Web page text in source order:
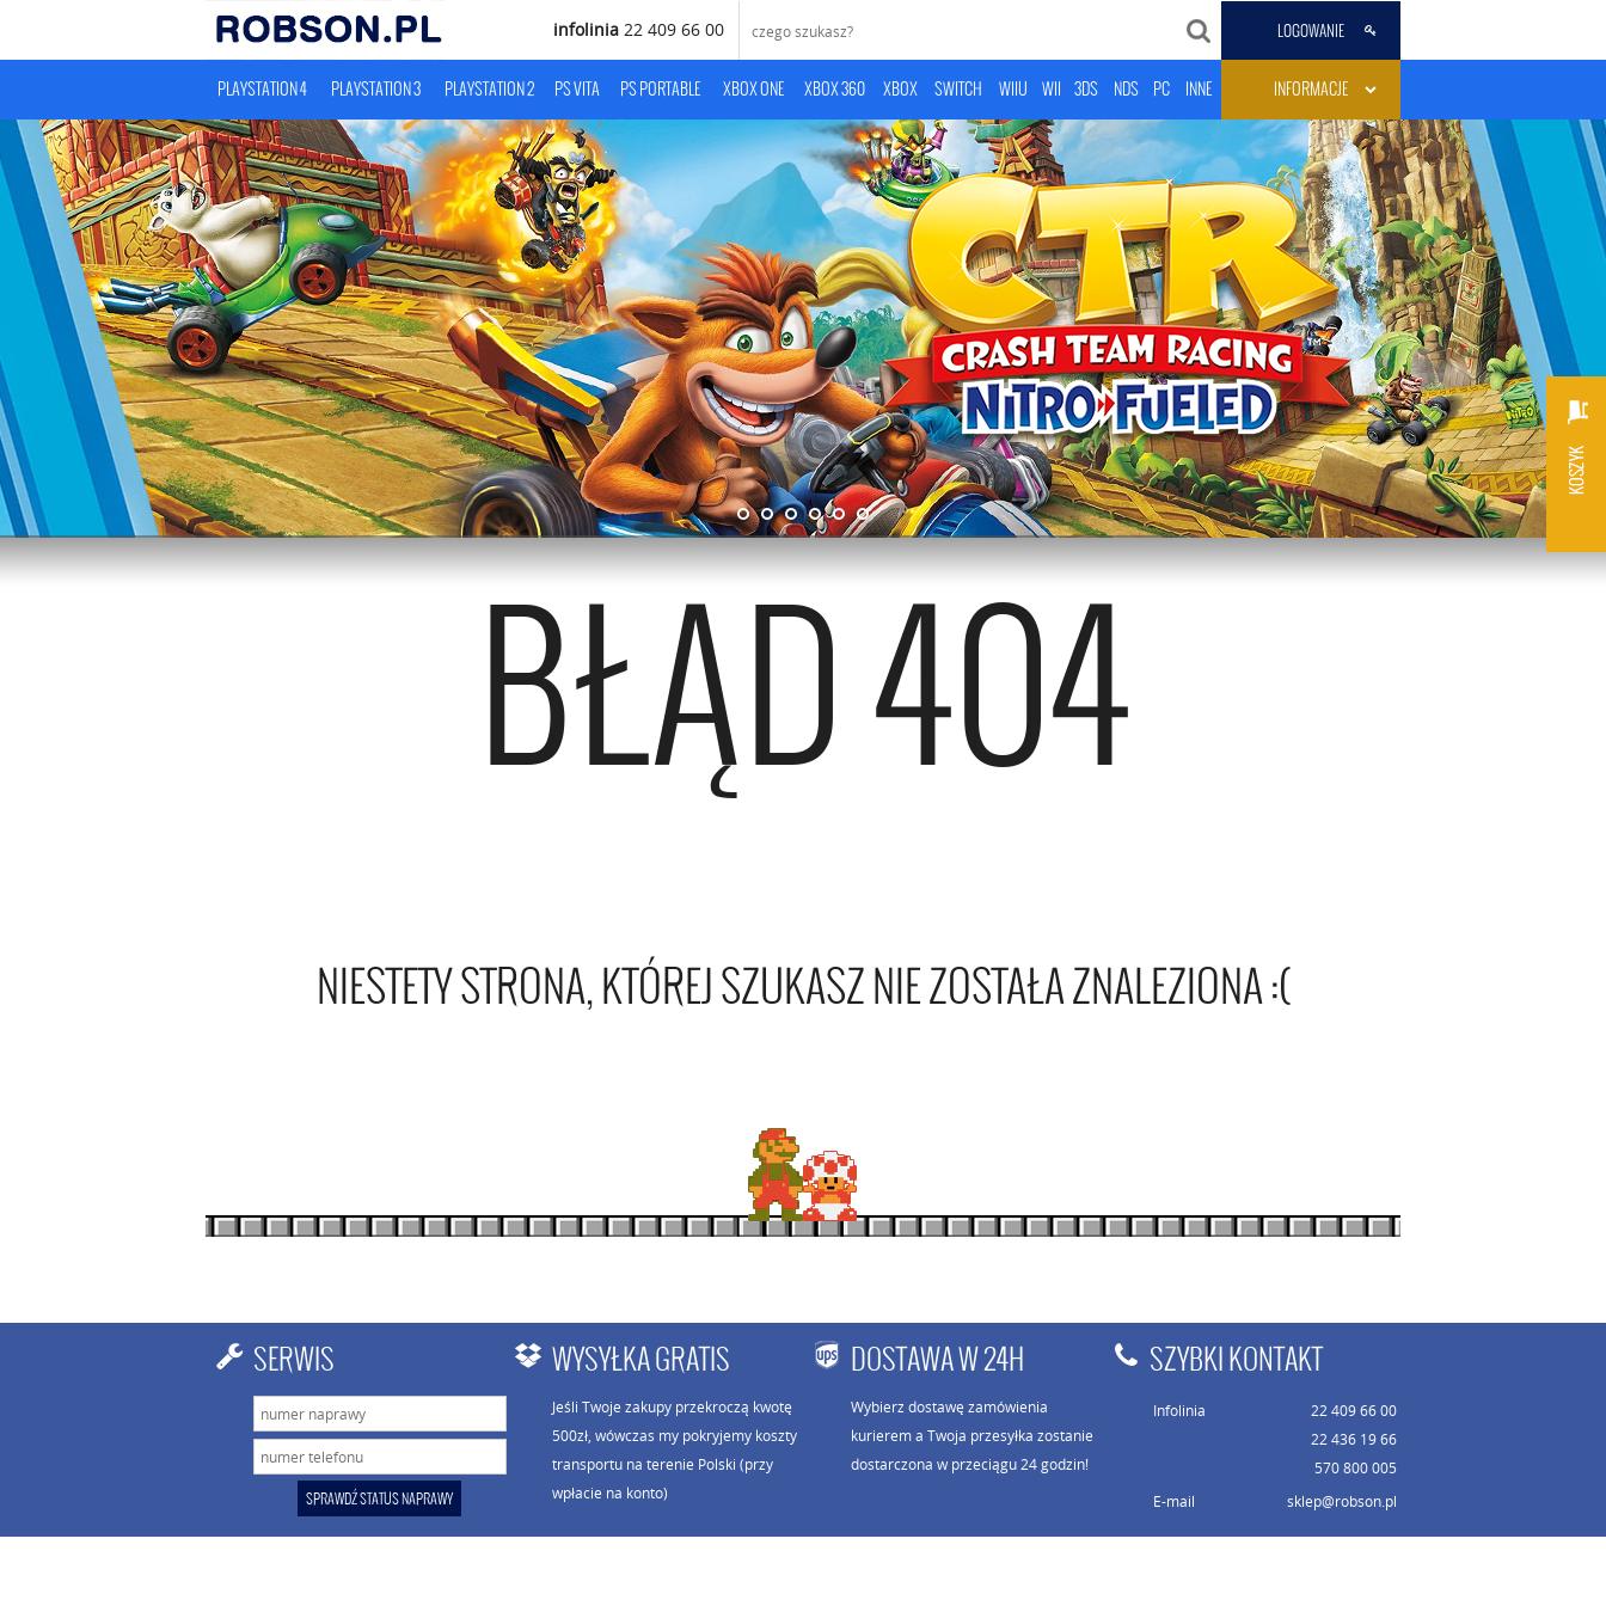
infolinia 22 409 66 00 LOGOWANIE
PLAYSTATION 4 PLAYSTATION 3 PLAYSTATION 2 PS VITA PS PORTABLE XBOX ONE XBOX 360 XBOX SWITCH WIIU WII 3DS NDS PC INNE INFORMACJE
BŁĄD 404
NIESTETY STRONA, KTÓREJ SZUKASZ NIE ZOSTAŁA ZNALEZIONA :(
SERWIS WYSYŁKA GRATIS
Jeśli Twoje zakupy przekroczą kwotę
500zł, wówczas my pokryjemy koszty
transportu na terenie Polski (przy
wpłacie na konto)
DOSTAWA W 24H
Wybierz dostawę zamówienia
kurierem a Twoja przesyłka zostanie
dostarczona w przeciągu 24 godzin!
SZYBKI KONTAKT
Infolinia
22 409 66 00
22 436 19 66
570 800 005
E-mail
sklep@robson.pl